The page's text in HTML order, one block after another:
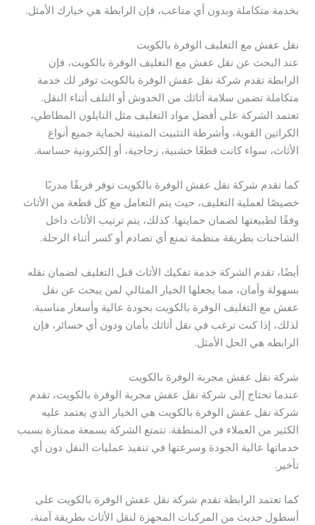
بخدمة متكاملة وبدون أي متاعب، فإن الرابطة هي خيارك الأمثل.
نقل عفش مع التغليف الوفرة بالكويت
عند البحث عن نقل عفش مع التغليف الوفرة بالكويت، فإن
الرابطة تقدم شركة نقل عفش الوفرة بالكويت توفر لك خدمة
متكاملة تضمن سلامة أثاثك من الخدوش أو التلف أثناء النقل.
تعتمد الشركة على أفضل مواد التغليف مثل النايلون المطاطي،
الكراتين القوية، وأشرطة التثبيت المتينة لحماية جميع أنواع
الأثاث، سواء كانت قطعًا خشبية، زجاجية، أو إلكترونية حساسة.
كما تقدم شركة نقل عفش الوفرة بالكويت توفر فريقًا مدربًا
خصيصًا لعملية التغليف، حيث يتم التعامل مع كل قطعة من الأثاث
وفقًا لطبيعتها لضمان حمايتها. كذلك، يتم ترتيب الأثاث داخل
الشاحنات بطريقة منظمة تمنع أي تصادم أو كسر أثناء الرحلة.
أيضًا، تقدم الشركة خدمة تفكيك الأثاث قبل التغليف لضمان نقله
بسهولة وأمان، مما يجعلها الخيار المثالي لمن يبحث عن نقل
عفش مع التغليف الوفرة بالكويت بجودة عالية وأسعار مناسبة.
لذلك، إذا كنت ترغب في نقل أثاثك بأمان ودون أي خسائر، فإن
الرابطه هي الحل الأمثل.
شركة نقل عفش مجربة الوفرة بالكويت
عندما تحتاج إلى شركة نقل عفش مجربة الوفرة بالكويت، تقدم
شركة نقل عفش الوفرة بالكويت هي الخيار الذي يعتمد عليه
الكثير من العملاء في المنطقة. تتمتع الشركة بسمعة ممتازة بسبب
خدماتها عالية الجودة وسرعتها في تنفيذ عمليات النقل دون أي
تأخير.
كما تعتمد الرابطة تقدم شركة نقل عفش الوفرة بالكويت على
أسطول حديث من المركبات المجهزة لنقل الأثاث بطريقة آمنة،